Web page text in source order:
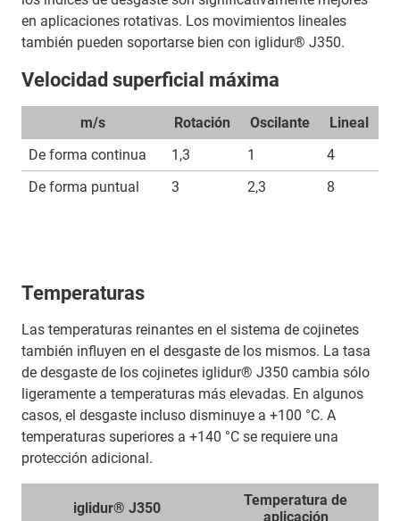
en aplicaciones rotativas. Los movimientos lineales
también pueden soportarse bien con iglidur® J350.
Velocidad superficial máxima
m/s Rotación Oscilante
Lineal
De forma continua
1,3 1
4
De forma puntual
3 2,3 8
Temperaturas
Las temperaturas reinantes en el sistema de cojinetes
también influyen en el desgaste de los mismos. La tasa
de desgaste de los cojinetes iglidur® J350 cambia sólo
ligeramente a temperaturas más elevadas. En algunos
casos, el desgaste incluso disminuye a +100 °C. A
temperaturas superiores a +140 °C se requiere una
protección adicional.
iglidur® J350
Temperatura de
aplicación